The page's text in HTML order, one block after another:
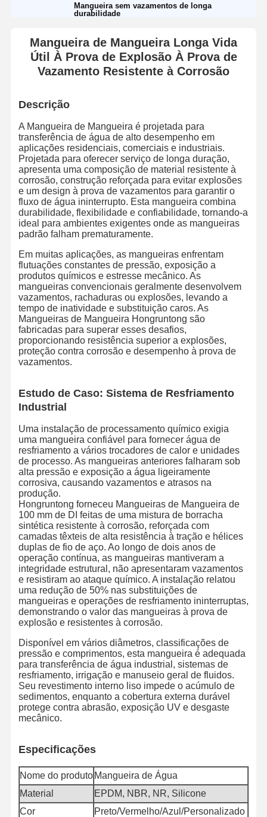
Início Produtos Sobre Nós
Visita À
Controle De
Qualidade
Contate-Nos Notícias Casos
Blogue
Solicite Um
Orçamento
Tubo de mangueira composto
Tubos de dragagem
Tubo de mangueira química
Tubo de mangueira de alimentação
Tubo de mangueira de descarga
Mangueira sem vazamentos de longa
durabilidade
Mangueira de Mangueira Longa Vida
Útil À Prova de Explosão À Prova de
Vazamento Resistente à Corrosão
Descrição
A Mangueira de Mangueira é projetada para
transferência de água de alto desempenho em
aplicações residenciais, comerciais e industriais.
Projetada para oferecer serviço de longa duração,
apresenta uma composição de material resistente à
corrosão, construção reforçada para evitar explosões
e um design à prova de vazamentos para garantir o
fluxo de água ininterrupto. Esta mangueira combina
durabilidade, flexibilidade e confiabilidade, tornando-a
ideal para ambientes exigentes onde as mangueiras
padrão falham prematuramente.
Em muitas aplicações, as mangueiras enfrentam
flutuações constantes de pressão, exposição a
produtos químicos e estresse mecânico. As
mangueiras convencionais geralmente desenvolvem
vazamentos, rachaduras ou explosões, levando a
tempo de inatividade e substituição caros. As
Mangueiras de Mangueira Hongruntong são
fabricadas para superar esses desafios,
proporcionando resistência superior a explosões,
proteção contra corrosão e desempenho à prova de
vazamentos.
Estudo de Caso: Sistema de Resfriamento
Industrial
Uma instalação de processamento químico exigia
uma mangueira confiável para fornecer água de
resfriamento a vários trocadores de calor e unidades
de processo. As mangueiras anteriores falharam sob
alta pressão e exposição a água ligeiramente
corrosiva, causando vazamentos e atrasos na
produção.
Hongruntong forneceu Mangueiras de Mangueira de
100 mm de DI feitas de uma mistura de borracha
sintética resistente à corrosão, reforçada com
camadas têxteis de alta resistência à tração e hélices
duplas de fio de aço. Ao longo de dois anos de
operação contínua, as mangueiras mantiveram a
integridade estrutural, não apresentaram vazamentos
e resistiram ao ataque químico. A instalação relatou
uma redução de 50% nas substituições de
mangueiras e operações de resfriamento ininterruptas,
demonstrando o valor das mangueiras à prova de
explosão e resistentes à corrosão.
Disponível em vários diâmetros, classificações de
pressão e comprimentos, esta mangueira é adequada
para transferência de água industrial, sistemas de
resfriamento, irrigação e manuseio geral de fluidos.
Seu revestimento interno liso impede o acúmulo de
sedimentos, enquanto a cobertura externa durável
protege contra abrasão, exposição UV e desgaste
mecânico.
Especificações
Nome do produto Mangueira de Água
Material
EPDM, NBR, NR, Silicone
Cor
Preto/Vermelho/Azul/Personalizado